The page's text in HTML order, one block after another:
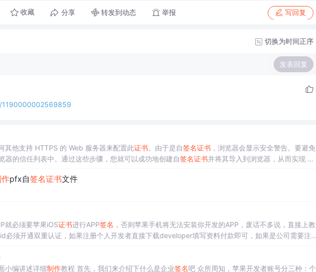
收藏 分享 转发到动态 举报 写回复
切换为时间正序
发表回复
他支持 HTTPS 的 Web 服务器来配置此证书。由于是自签名证书 ，浏览器会显示安全警告。要避免
器的信任列表中。通过这些步骤，您就可以成功地创建自签名证书并将其导入到浏览器，从而实现 HT
文件上传到服务器上的一个
pfx自签名证书文件
就必须要苹果iOS证书进行APP签名 ，否则苹果手机将无法安装你开发的APP，废话不多说，直接上教
下面小编讲述详细制作 教程 首先，我们来介绍下什么是企业签名吧 众所周知，苹果开发者账号分三种：个